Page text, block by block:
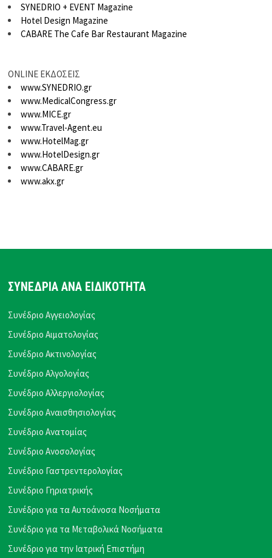
SYNEDRIO + EVENT Magazine
Hotel Design Magazine
CABARE The Cafe Bar Restaurant Magazine
ONLINE ΕΚΔΟΣΕΙΣ
www.SYNEDRIO.gr
www.MedicalCongress.gr
www.MICE.gr
www.Travel-Agent.eu
www.HotelMag.gr
www.HotelDesign.gr
www.CABARE.gr
www.akx.gr
ΣΥΝΕΔΡΙΑ ΑΝΑ ΕΙΔΙΚΟΤΗΤΑ
Συνέδριο Αγγειολογίας
Συνέδριο Αιματολογίας
Συνέδριο Ακτινολογίας
Συνέδριο Αλγολογίας
Συνέδριο Αλλεργιολογίας
Συνέδριο Αναισθησιολογίας
Συνέδριο Ανατομίας
Συνέδριο Ανοσολογίας
Συνέδριο Γαστρεντερολογίας
Συνέδριο Γηριατρικής
Συνέδριο για τα Αυτοάνοσα Νοσήματα
Συνέδριο για τα Μεταβολικά Νοσήματα
Συνέδριο για την Ιατρική Επιστήμη